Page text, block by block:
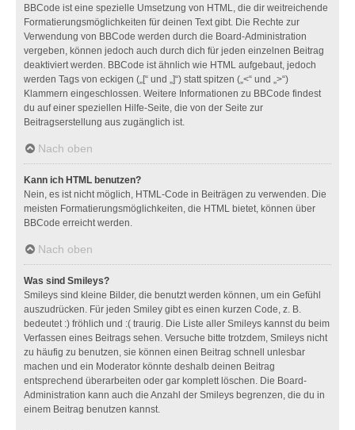
BBCode ist eine spezielle Umsetzung von HTML, die dir weitreichende
Formatierungsmöglichkeiten für deinen Text gibt. Die Rechte zur
Verwendung von BBCode werden durch die Board-Administration
vergeben, können jedoch auch durch dich für jeden einzelnen Beitrag
deaktiviert werden. BBCode ist ähnlich wie HTML aufgebaut, jedoch
werden Tags von eckigen („[“ und „]“) statt spitzen („<“ und „>“)
Klammern eingeschlossen. Weitere Informationen zu BBCode findest
du auf einer speziellen Hilfe-Seite, die von der Seite zur
Beitragserstellung aus zugänglich ist.
Nach oben
Kann ich HTML benutzen?
Nein, es ist nicht möglich, HTML-Code in Beiträgen zu verwenden. Die
meisten Formatierungsmöglichkeiten, die HTML bietet, können über
BBCode erreicht werden.
Nach oben
Was sind Smileys?
Smileys sind kleine Bilder, die benutzt werden können, um ein Gefühl
auszudrücken. Für jeden Smiley gibt es einen kurzen Code, z. B.
bedeutet :) fröhlich und :( traurig. Die Liste aller Smileys kannst du beim
Verfassen eines Beitrags sehen. Versuche bitte trotzdem, Smileys nicht
zu häufig zu benutzen, sie können einen Beitrag schnell unlesbar
machen und ein Moderator könnte deshalb deinen Beitrag
entsprechend überarbeiten oder gar komplett löschen. Die Board-
Administration kann auch die Anzahl der Smileys begrenzen, die du in
einem Beitrag benutzen kannst.